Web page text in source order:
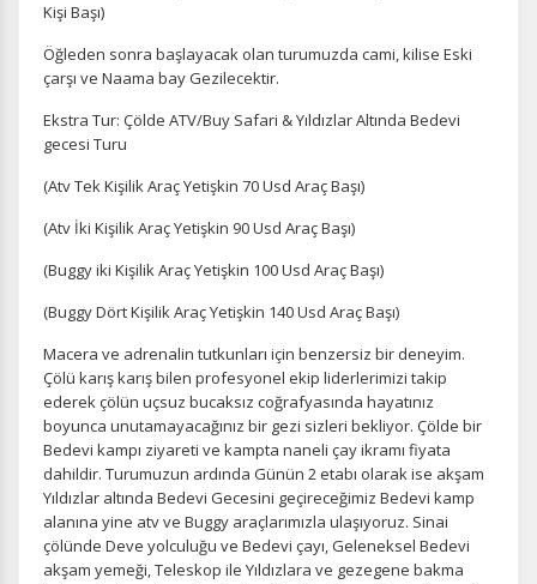
Kişi Başı)
Öğleden sonra başlayacak olan turumuzda cami, kilise Eski
çarşı ve Naama bay Gezilecektir.
Ekstra Tur: Çölde ATV/Buy Safari & Yıldızlar Altında Bedevi
gecesi Turu
(Atv Tek Kişilik Araç Yetişkin 70 Usd Araç Başı)
(Atv İki Kişilik Araç Yetişkin 90 Usd Araç Başı)
(Buggy iki Kişilik Araç Yetişkin 100 Usd Araç Başı)
(Buggy Dört Kişilik Araç Yetişkin 140 Usd Araç Başı)
Macera ve adrenalin tutkunları için benzersiz bir deneyim.
Çölü karış karış bilen profesyonel ekip liderlerimizi takip
ederek çölün uçsuz bucaksız coğrafyasında hayatınız
boyunca unutamayacağınız bir gezi sizleri bekliyor. Çölde bir
Bedevi kampı ziyareti ve kampta naneli çay ikramı fiyata
dahildir. Turumuzun ardında Günün 2 etabı olarak ise akşam
Yıldızlar altında Bedevi Gecesini geçireceğimiz Bedevi kamp
alanına yine atv ve Buggy araçlarımızla ulaşıyoruz. Sinai
çölünde Deve yolculuğu ve Bedevi çayı, Geleneksel Bedevi
akşam yemeği, Teleskop ile Yıldızlara ve gezegene bakma